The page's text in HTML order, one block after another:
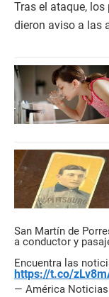
Tras el ataque,
dieron aviso a las
San Martín de
a conductor y
Encuentra las
https://t.co/
— América